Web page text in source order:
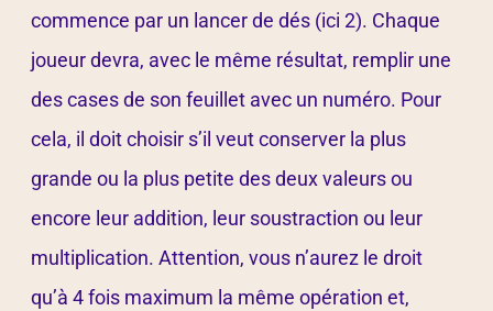
commence par un lancer de dés (ici 2). Chaque
joueur devra, avec le même résultat, remplir une
des cases de son feuillet avec un numéro. Pour
cela, il doit choisir s’il veut conserver la plus
grande ou la plus petite des deux valeurs ou
encore leur addition, leur soustraction ou leur
multiplication. Attention, vous n’aurez le droit
qu’à 4 fois maximum la même opération et,